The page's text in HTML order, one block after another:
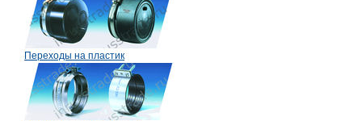
Переходы на пластик